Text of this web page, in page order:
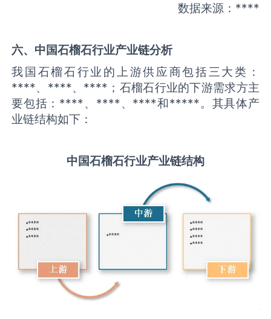
数据来源：****
六、中国石榴石行业产业链分析
我国石榴石行业的上游供应商包括三大类：
****、****、****；石榴石行业的下游需求方主
要包括：****、****、****和*****。其具体产
业链结构如下：
中国石榴石行业产业链结构